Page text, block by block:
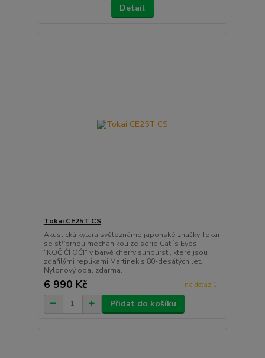
Detail
Tokai CE25T CS
Akustická kytara světoznámé japonské značky Tokai
se stříbrnou mechanikou ze série Cat´s Eyes -
"KOČIČÍ OČI" v barvě cherry sunburst , které jsou
zdařilými replikami Martinek s 80-desátých let.
Nylonový obal zdarma.
6 990 Kč na dotaz 1
Přidat do košíku